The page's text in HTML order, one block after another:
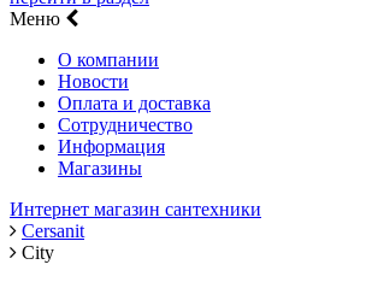
Меню
О компании
Новости
Оплата и доставка
Сотрудничество
Информация
Магазины
Интернет магазин сантехники
Cersanit
City